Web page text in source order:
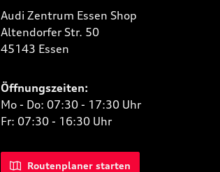
Audi Zentrum Essen Shop
Altendorfer Str. 50
45143 Essen
Öffnungszeiten:
Mo - Do: 07:30 - 17:30 Uhr
Fr: 07:30 - 16:30 Uhr
Routenplaner starten